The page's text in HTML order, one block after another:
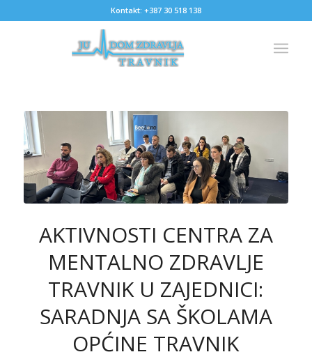
Kontakt: +387 30 518 138
AKTIVNOSTI CENTRA ZA
MENTALNO ZDRAVLJE
TRAVNIK U ZAJEDNICI:
SARADNJA SA ŠKOLAMA
OPĆINE TRAVNIK